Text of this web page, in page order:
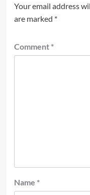
Your email address
are marked *
Comment *
Name *